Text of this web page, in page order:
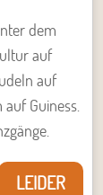
dem
auf
auf
Guiness.
LEIDER